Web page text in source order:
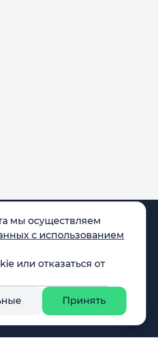
мы осуществляем
с использованием
или отказаться от
Принять